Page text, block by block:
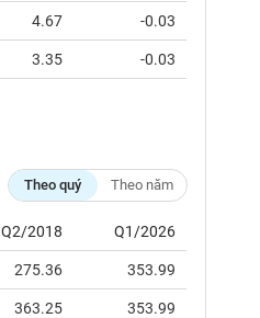
4.67 -0.03
3.35 -0.03
Theo quý Theo năm
Q2/2018 Q1/2026
275.36 353.99
363.25 353.99